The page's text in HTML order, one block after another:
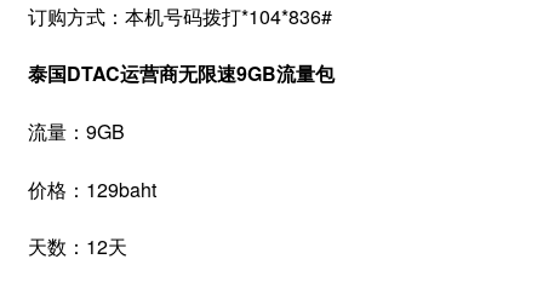
订购方式：本机号码拨打*104*836#
泰国DTAC运营商无限速9GB流量包
流量：9GB
价格：129baht
天数：12天